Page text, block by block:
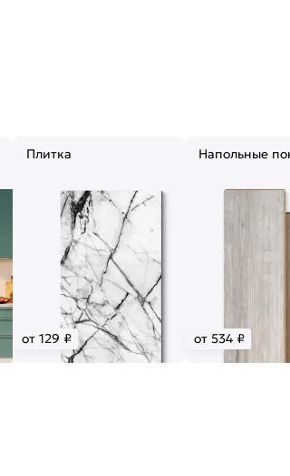
Плитка
от 129 ₽
Напольные
от 534 ₽